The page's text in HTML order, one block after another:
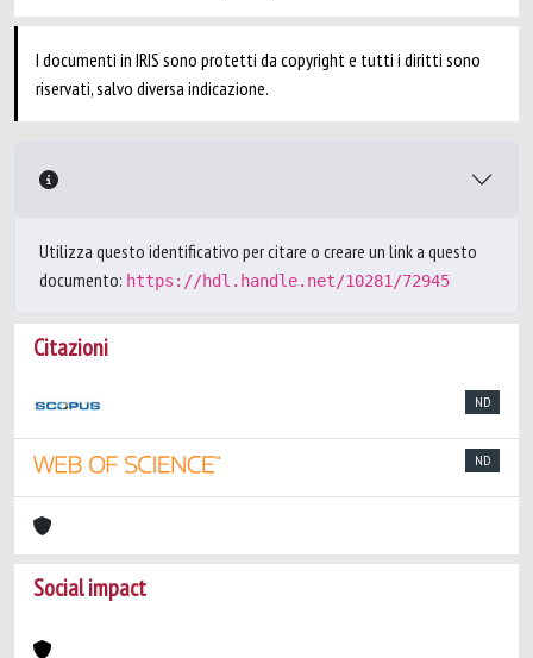
I documenti in IRIS sono protetti da copyright e tutti i diritti sono
riservati, salvo diversa indicazione.
Utilizza questo identificativo per citare o creare un link a questo
documento: https://hdl.handle.net/10281/72945
Citazioni
ND
ND
Social impact